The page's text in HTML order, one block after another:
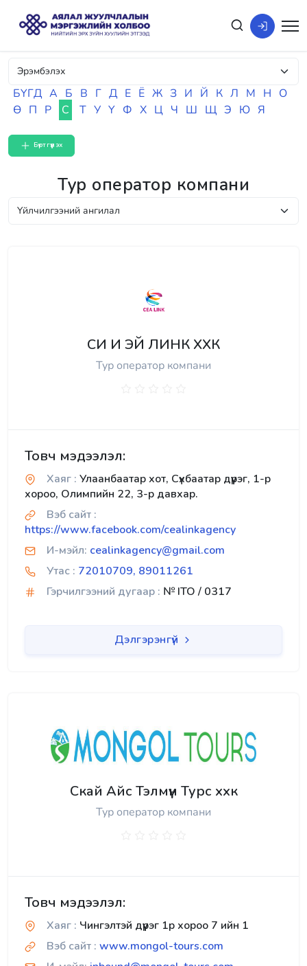
БҮГД А Б В Г Д Е Ё Ж З И Й К Л М Н О
Ө П Р С Т У Ү Ф Х Ц Ч Ш Щ Э Ю Я
Бүртгүүлэх
Тур оператор компани
СИ И ЭЙ ЛИНК ХХК
Тур оператор компани
Товч мэдээлэл:
Хаяг : Улаанбаатар хот, Сүхбаатар дүүрэг, 1-р
хороо, Олимпийн 22, 3-р давхар.
Вэб сайт :
https://www.facebook.com/cealinkagency
И-мэйл: cealinkagency@gmail.com
Утас : 72010709, 89011261
Гэрчилгээний дугаар : № ITO / 0317
Дэлгэрэнгүй
Скай Айс Тэлмүүн Турс ххк
Тур оператор компани
Товч мэдээлэл:
Хаяг : Чингэлтэй дүүрэг 1р хороо 7 ийн 1
Вэб сайт : www.mongol-tours.com